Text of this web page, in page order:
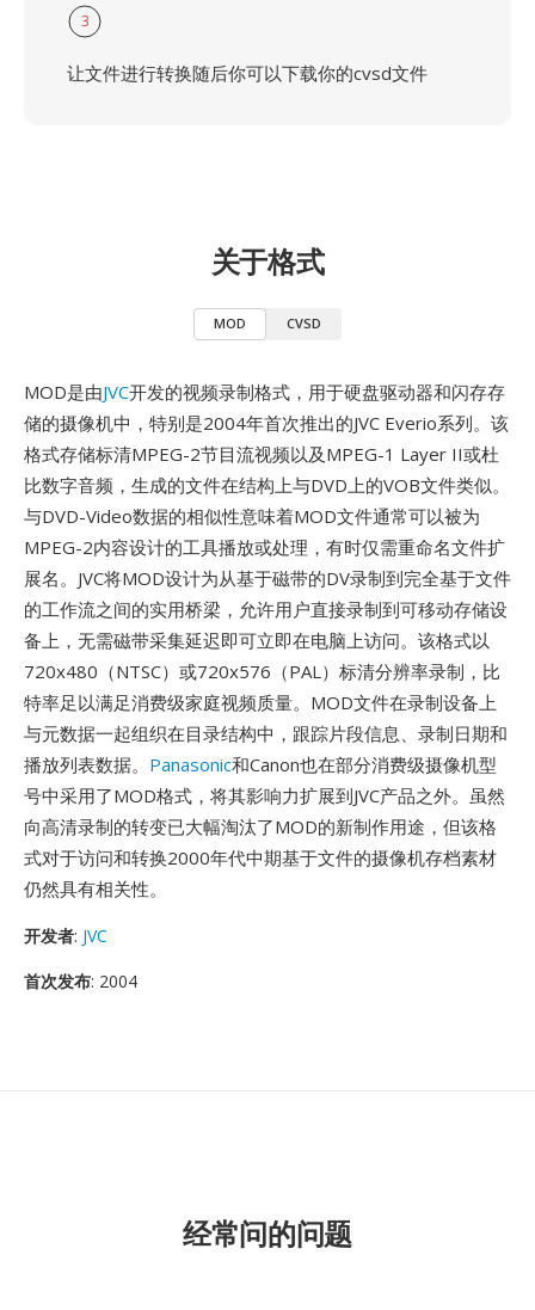
3
让文件进行转换随后你可以下载你的cvsd文件
关于格式
MOD CVSD
MOD是由JVC开发的视频录制格式，用于硬盘驱动器和闪存存
储的摄像机中，特别是2004年首次推出的JVC Everio系列。该
格式存储标清MPEG-2节目流视频以及MPEG-1 Layer II或杜
比数字音频，生成的文件在结构上与DVD上的VOB文件类似。
与DVD-Video数据的相似性意味着MOD文件通常可以被为
MPEG-2内容设计的工具播放或处理，有时仅需重命名文件扩
展名。JVC将MOD设计为从基于磁带的DV录制到完全基于文件
的工作流之间的实用桥梁，允许用户直接录制到可移动存储设
备上，无需磁带采集延迟即可立即在电脑上访问。该格式以
720x480（NTSC）或720x576（PAL）标清分辨率录制，比
特率足以满足消费级家庭视频质量。MOD文件在录制设备上
与元数据一起组织在目录结构中，跟踪片段信息、录制日期和
播放列表数据。 Panasonic和Canon也在部分消费级摄像机型
号中采用了MOD格式，将其影响力扩展到JVC产品之外。虽然
向高清录制的转变已大幅淘汰了MOD的新制作用途，但该格
式对于访问和转换2000年代中期基于文件的摄像机存档素材
仍然具有相关性。
开发者: JVC
首次发布: 2004
经常问的问题